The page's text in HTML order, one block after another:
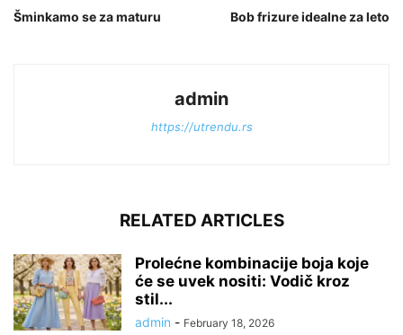
Šminkamo se za maturu Bob frizure idealne za leto
admin
https://utrendu.rs
RELATED ARTICLES
Prolećne kombinacije boja koje
će se uvek nositi: Vodič kroz
stil...
admin - February 18, 2026